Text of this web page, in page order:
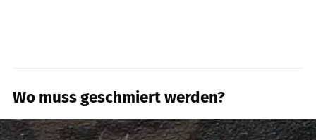
Wo muss geschmiert werden?